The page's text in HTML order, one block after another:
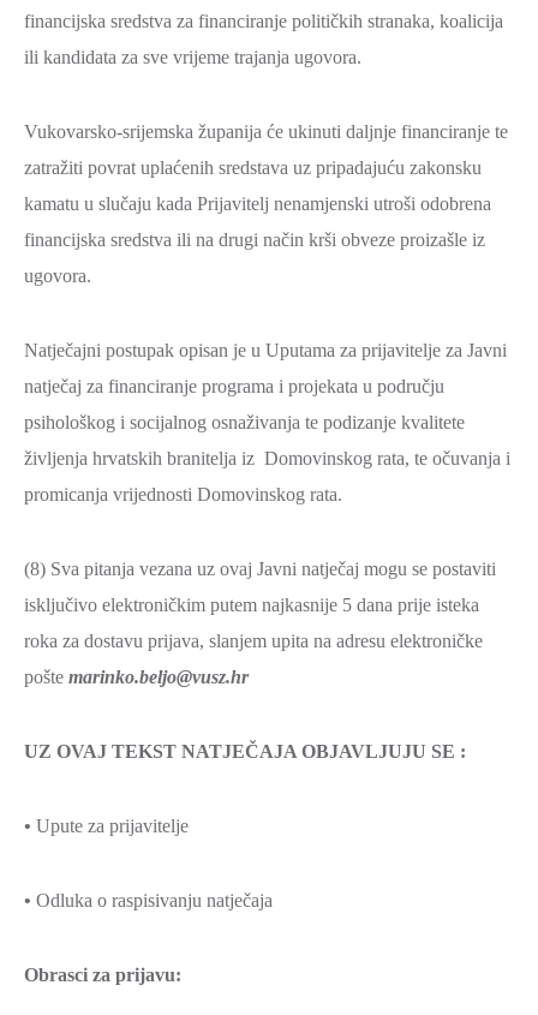
financijska sredstva za financiranje političkih stranaka, koalicija
ili kandidata za sve vrijeme trajanja ugovora.
Vukovarsko-srijemska županija će ukinuti daljnje financiranje te
zatražiti povrat uplaćenih sredstava uz pripadajuću zakonsku
kamatu u slučaju kada Prijavitelj nenamjenski utroši odobrena
financijska sredstva ili na drugi način krši obveze proizašle iz
ugovora.
Natječajni postupak opisan je u Uputama za prijavitelje za Javni
natječaj za financiranje programa i projekata u području
psihološkog i socijalnog osnaživanja te podizanje kvalitete
življenja hrvatskih branitelja iz Domovinskog rata, te očuvanja i
promicanja vrijednosti Domovinskog rata.
(8) Sva pitanja vezana uz ovaj Javni natječaj mogu se postaviti
isključivo elektroničkim putem najkasnije 5 dana prije isteka
roka za dostavu prijava, slanjem upita na adresu elektroničke
pošte marinko.beljo@vusz.hr
UZ OVAJ TEKST NATJEČAJA OBJAVLJUJU SE :
• Upute za prijavitelje
• Odluka o raspisivanju natječaja
Obrasci za prijavu: